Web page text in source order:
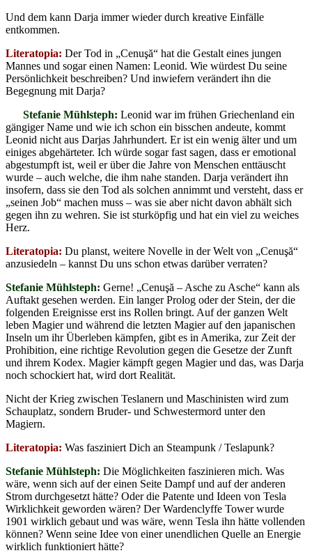
Und dem kann Darja immer wieder durch kreative Einfälle
entkommen.
Literatopia: Der Tod in „Cenuşă“ hat die Gestalt eines jungen
Mannes und sogar einen Namen: Leonid. Wie würdest Du seine
Persönlichkeit beschreiben? Und inwiefern verändert ihn die
Begegnung mit Darja?
Stefanie Mühlsteph: Leonid war im frühen Griechenland ein
gängiger Name und wie ich schon ein bisschen andeute, kommt
Leonid nicht aus Darjas Jahrhundert. Er ist ein wenig älter und um
einiges abgehärteter. Ich würde sogar fast sagen, dass er emotional
abgestumpft ist, weil er über die Jahre von Menschen enttäuscht
wurde – auch welche, die ihm nahe standen. Darja verändert ihn
insofern, dass sie den Tod als solchen annimmt und versteht, dass er
„seinen Job“ machen muss – was sie aber nicht davon abhält sich
gegen ihn zu wehren. Sie ist sturköpfig und hat ein viel zu weiches
Herz.
Literatopia: Du planst, weitere Novelle in der Welt von „Cenuşă“
anzusiedeln – kannst Du uns schon etwas darüber verraten?
Stefanie Mühlsteph: Gerne! „Cenuşă – Asche zu Asche“ kann als
Auftakt gesehen werden. Ein langer Prolog oder der Stein, der die
folgenden Ereignisse erst ins Rollen bringt. Auf der ganzen Welt
leben Magier und während die letzten Magier auf den japanischen
Inseln um ihr Überleben kämpfen, gibt es in Amerika, zur Zeit der
Prohibition, eine richtige Revolution gegen die Gesetze der Zunft
und ihrem Kodex. Magier kämpft gegen Magier und das, was Darja
noch schockiert hat, wird dort Realität.
Nicht der Krieg zwischen Teslanern und Maschinisten wird zum
Schauplatz, sondern Bruder- und Schwestermord unter den
Magiern.
Literatopia: Was fasziniert Dich an Steampunk / Teslapunk?
Stefanie Mühlsteph: Die Möglichkeiten faszinieren mich. Was
wäre, wenn sich auf der einen Seite Dampf und auf der anderen
Strom durchgesetzt hätte? Oder die Patente und Ideen von Tesla
Wirklichkeit geworden wären? Der Wardenclyffe Tower wurde
1901 wirklich gebaut und was wäre, wenn Tesla ihn hätte vollenden
können? Wenn seine Idee von einer unendlichen Quelle an Energie
wirklich funktioniert hätte?